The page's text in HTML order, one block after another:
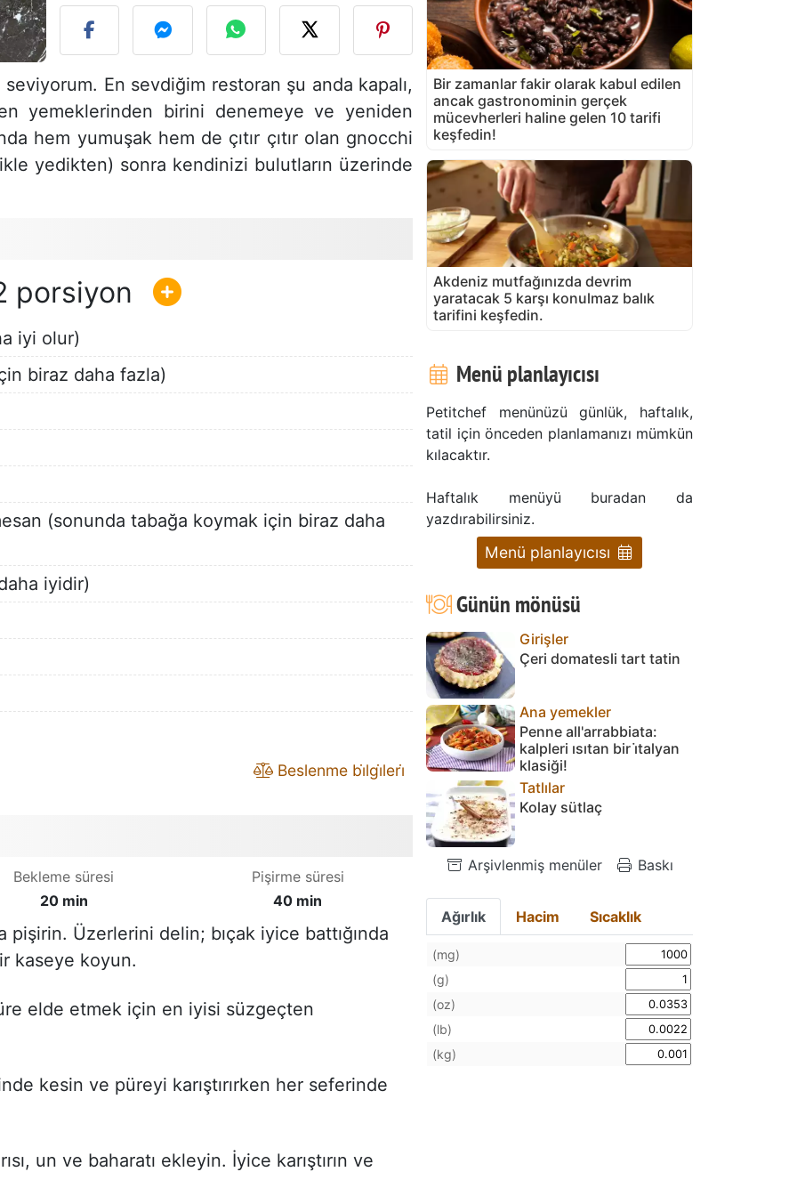
En sevdiğim restoran şu anda kapalı,
yemeklerinden birini denemeye ve yeniden
hem yumuşak hem de çıtır çıtır olan gnocchi
yedikten) sonra kendinizi bulutların üzerinde
iyi olur)
biraz daha fazla)
(sonunda tabağa koymak için biraz daha
iyidir)
Beslenme bi̇lgi̇leri̇
Bekleme süresi
20 min
Pişirme süresi
40 min
Üzerlerini delin; bıçak iyice battığında
kaseye koyun.
elde etmek için en iyisi süzgeçten
kesin ve püreyi karıştırırken her seferinde
un ve baharatı ekleyin. İyice karıştırın ve
Bir zamanlar fakir olarak kabul edilen
ancak gastronominin gerçek
mücevherleri haline gelen 10 tarifi
keşfedin!
Akdeniz mutfağınızda devrim
yaratacak 5 karşı konulmaz balık
tarifini keşfedin.
Menü planlayıcısı
Petitchef menünüzü günlük, haftalık,
tatil için önceden planlamanızı mümkün
kılacaktır.
Haftalık menüyü buradan da
yazdırabilirsiniz.
Menü planlayıcısı
Günün mönüsü
Girişler
Çeri domatesli tart tatin
Ana yemekler
Penne all'arrabbiata:
kalpleri ısıtan bir i̇talyan
klasiği!
Tatlılar
Kolay sütlaç
Arşivlenmiş menüler Baskı
Ağırlık Hacim Sıcaklık
(mg)
(g)
(oz)
(lb)
(kg)